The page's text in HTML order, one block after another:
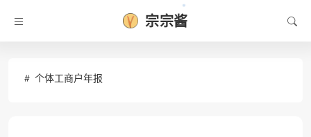
宗宗酱
个体工商户年报